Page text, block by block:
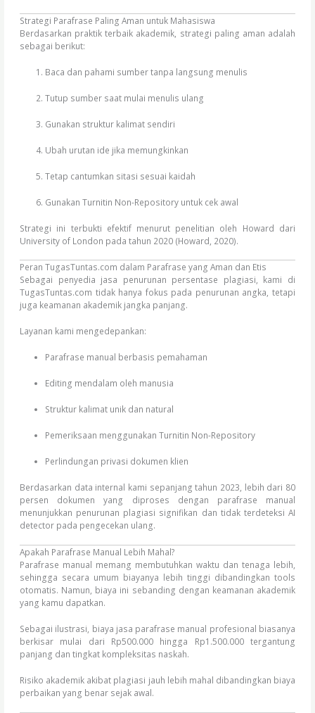
Strategi Parafrase Paling Aman untuk Mahasiswa
Berdasarkan praktik terbaik akademik, strategi paling aman adalah
sebagai berikut:
Baca dan pahami sumber tanpa langsung menulis
Tutup sumber saat mulai menulis ulang
Gunakan struktur kalimat sendiri
Ubah urutan ide jika memungkinkan
Tetap cantumkan sitasi sesuai kaidah
Gunakan Turnitin Non-Repository untuk cek awal
Strategi ini terbukti efektif menurut penelitian oleh Howard dari
University of London pada tahun 2020 (Howard, 2020).
Peran TugasTuntas.com dalam Parafrase yang Aman dan Etis
Sebagai penyedia jasa penurunan persentase plagiasi, kami di
TugasTuntas.com tidak hanya fokus pada penurunan angka, tetapi
juga keamanan akademik jangka panjang.
Layanan kami mengedepankan:
Parafrase manual berbasis pemahaman
Editing mendalam oleh manusia
Struktur kalimat unik dan natural
Pemeriksaan menggunakan Turnitin Non-Repository
Perlindungan privasi dokumen klien
Berdasarkan data internal kami sepanjang tahun 2023, lebih dari 80
persen dokumen yang diproses dengan parafrase manual
menunjukkan penurunan plagiasi signifikan dan tidak terdeteksi AI
detector pada pengecekan ulang.
Apakah Parafrase Manual Lebih Mahal?
Parafrase manual memang membutuhkan waktu dan tenaga lebih,
sehingga secara umum biayanya lebih tinggi dibandingkan tools
otomatis. Namun, biaya ini sebanding dengan keamanan akademik
yang kamu dapatkan.
Sebagai ilustrasi, biaya jasa parafrase manual profesional biasanya
berkisar mulai dari Rp500.000 hingga Rp1.500.000 tergantung
panjang dan tingkat kompleksitas naskah.
Risiko akademik akibat plagiasi jauh lebih mahal dibandingkan biaya
perbaikan yang benar sejak awal.